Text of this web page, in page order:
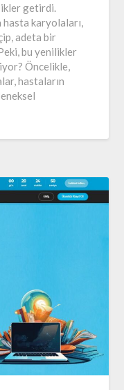
getirdi.
karyolaları,
adeta bir
bu yenilikler
Öncelikle,
hastaların